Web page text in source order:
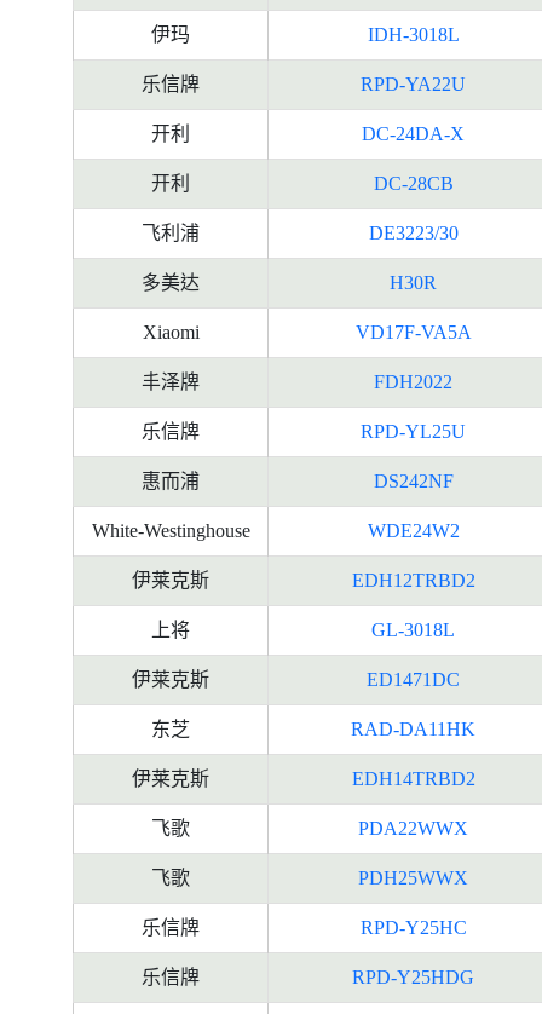
伊玛 IDH-3018L
乐信牌 RPD-YA22U
开利 DC-24DA-X
开利 DC-28CB
飞利浦 DE3223/30
多美达 H30R
Xiaomi VD17F-VA5A
丰泽牌 FDH2022
乐信牌 RPD-YL25U
惠而浦 DS242NF
White-Westinghouse WDE24W2
伊莱克斯 EDH12TRBD2
上将 GL-3018L
伊莱克斯 ED1471DC
东芝 RAD-DA11HK
伊莱克斯 EDH14TRBD2
飞歌 PDA22WWX
飞歌 PDH25WWX
乐信牌 RPD-Y25HC
乐信牌 RPD-Y25HDG